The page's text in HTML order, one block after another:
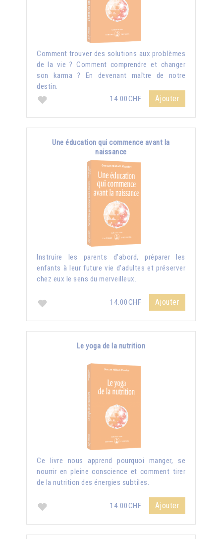
Comment trouver des solutions aux problèmes
de la vie ? Comment comprendre et changer
son karma ? En devenant maître de notre
destin.
14.00CHF
Ajouter
Une éducation qui commence avant la
naissance
Instruire les parents d'abord, préparer les
enfants à leur future vie d'adultes et préserver
chez eux le sens du merveilleux.
14.00CHF Ajouter
Le yoga de la nutrition
Ce livre nous apprend pourquoi manger, se
nourrir en pleine conscience et comment tirer
de la nutrition des énergies subtiles.
14.00CHF Ajouter